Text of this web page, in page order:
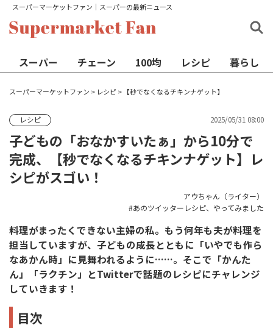
スーパーマーケットファン│スーパーの最新ニュース
スーパー チェーン 100均 レシピ 暮らし
スーパーマーケットファン > レシピ > 【秒でなくなるチキンナゲット】
レシピ 2025/05/31 08:00
子どもの「おなかすいたぁ」から10分で
完成、【秒でなくなるチキンナゲット】レ
シピがスゴい！
アウちゃん（ライター）
あのツイッターレシピ、やってみました
料理がまったくできない主婦の私。もう何年も夫が料理を
担当していますが、子どもの成長とともに「いやでも作ら
なあかん時」に見舞われるように……。そこで「かんた
ん」「ラクチン」とTwitterで話題のレシピにチャレンジ
していきます！
目次